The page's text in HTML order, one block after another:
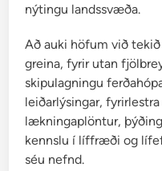
nýtingu landssvæða.
Að auki höfum við
greina, fyrir utan
skipulagningu
leiðarlýsingar,
lækningaplöntur,
kennslu í líffræði og
séu nefnd.